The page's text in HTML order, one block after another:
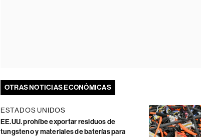
OTRAS NOTICIAS ECONÓMICAS
ESTADOS UNIDOS
EE.UU. prohíbe exportar residuos de
tungsteno y materiales de baterías para